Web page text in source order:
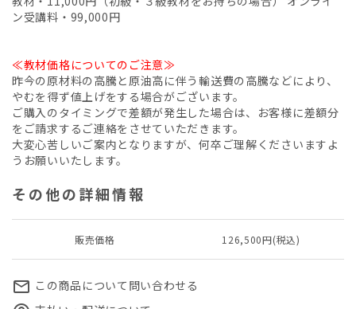
ン受講料・99,000円
≪教材価格についてのご注意≫
昨今の原材料の高騰と原油高に伴う輸送費の高騰などにより、
やむを得ず値上げをする場合がございます。
ご購入のタイミングで差額が発生した場合は、お客様に差額分
をご請求するご連絡をさせていただきます。
大変心苦しいご案内となりますが、何卒ご理解くださいますよ
うお願いいたします。
その他の詳細情報
販売価格 126,500円(税込)
mail_outline この商品について問い合わせる